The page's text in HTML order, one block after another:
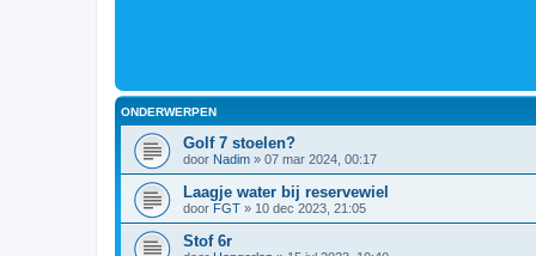
ONDERWERPEN
Golf 7 stoelen?
door Nadim » 07 mar 2024, 00:17
Laagje water bij reservewiel
door FGT » 10 dec 2023, 21:05
Stof 6r